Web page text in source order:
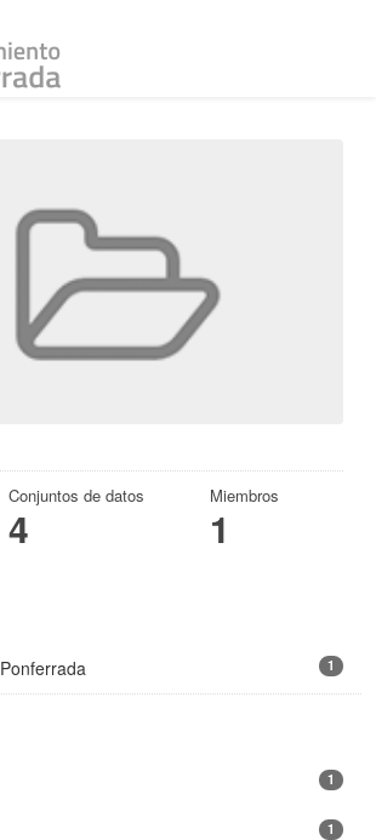
Conjuntos de datos
4
Miembros
1
1
1
1